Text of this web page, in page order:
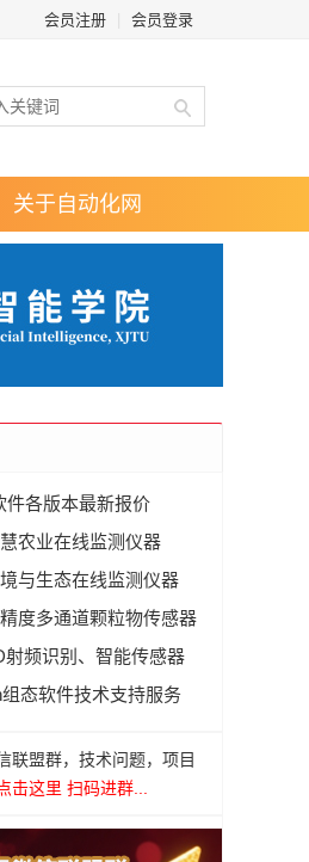
会员注册 会员登录
关于自动化网
件各版本最新报价
农业在线监测仪器
与生态在线监测仪器
度多通道颗粒物传感器
射频识别、智能传感器
组态软件技术支持服务
联盟群，技术问题，项目
击这里 扫码进群...